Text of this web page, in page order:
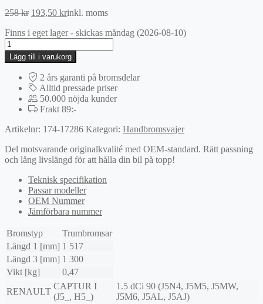
258kr Det
priset
258 kr.
193,50 krDet
priset
193,50 kr.
inkl. moms
Finns i eget lager - skickas måndag (2026-08-10)
Vajer,
parkeringsbroms
mängd
Lägg till i varukorg
2 års garanti på bromsdelar
Alltid pressade priser
50.000 nöjda kunder
Frakt 89:-
Artikelnr: 174-17286 Kategori: Handbromsvajer
Del motsvarande originalkvalité med OEM-standard. Rätt passning
och lång livslängd för att hålla din bil på topp!
Teknisk specifikation
Passar modeller
OEM Nummer
Jämförbara nummer
Bromstyp
Trumbromsar
Längd 1 [mm] 1 517
Längd 3 [mm] 1 300
Vikt [kg]
0,47
RENAULT
CAPTUR I
(J5_, H5_)
1.5 dCi 90 (J5N4, J5M5, J5MW,
J5M6, J5AL, J5AJ)